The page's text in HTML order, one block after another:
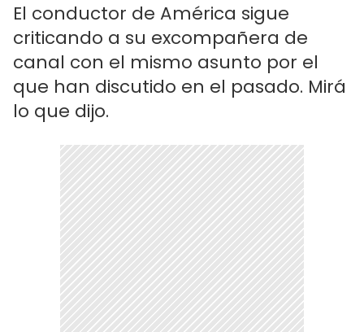
El conductor de América sigue
criticando a su excompañera de
canal con el mismo asunto por el
que han discutido en el pasado. Mirá
lo que dijo.